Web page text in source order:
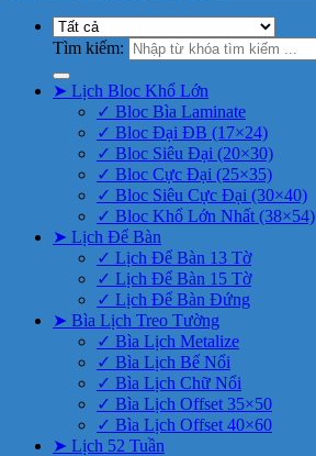
Tìm kiếm:
➤ Lịch Bloc Khổ Lớn
✓ Bloc Bìa Laminate
✓ Bloc Đại ĐB (17×24)
✓ Bloc Siêu Đại (20×30)
✓ Bloc Cực Đại (25×35)
✓ Bloc Siêu Cực Đại (30×40)
✓ Bloc Khổ Lớn Nhất (38×54)
➤ Lịch Để Bàn
✓ Lịch Để Bàn 13 Tờ
✓ Lịch Để Bàn 15 Tờ
✓ Lịch Để Bàn Đứng
➤ Bìa Lịch Treo Tường
✓ Bìa Lịch Metalize
✓ Bìa Lịch Bế Nổi
✓ Bìa Lịch Chữ Nổi
✓ Bìa Lịch Offset 35×50
✓ Bìa Lịch Offset 40×60
➤ Lịch 52 Tuần